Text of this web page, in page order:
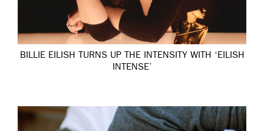
BILLIE EILISH TURNS UP THE INTENSITY WITH ‘EILISH
INTENSE’